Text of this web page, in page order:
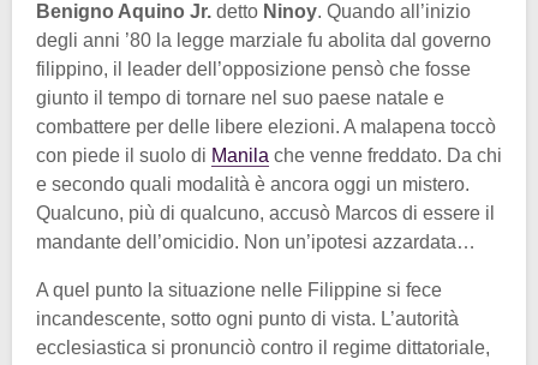
Benigno Aquino Jr. detto Ninoy. Quando all’inizio
degli anni ’80 la legge marziale fu abolita dal governo
filippino, il leader dell’opposizione pensò che fosse
giunto il tempo di tornare nel suo paese natale e
combattere per delle libere elezioni. A malapena toccò
con piede il suolo di Manila che venne freddato. Da chi
e secondo quali modalità è ancora oggi un mistero.
Qualcuno, più di qualcuno, accusò Marcos di essere il
mandante dell’omicidio. Non un’ipotesi azzardata…
A quel punto la situazione nelle Filippine si fece
incandescente, sotto ogni punto di vista. L’autorità
ecclesiastica si pronunciò contro il regime dittatoriale,